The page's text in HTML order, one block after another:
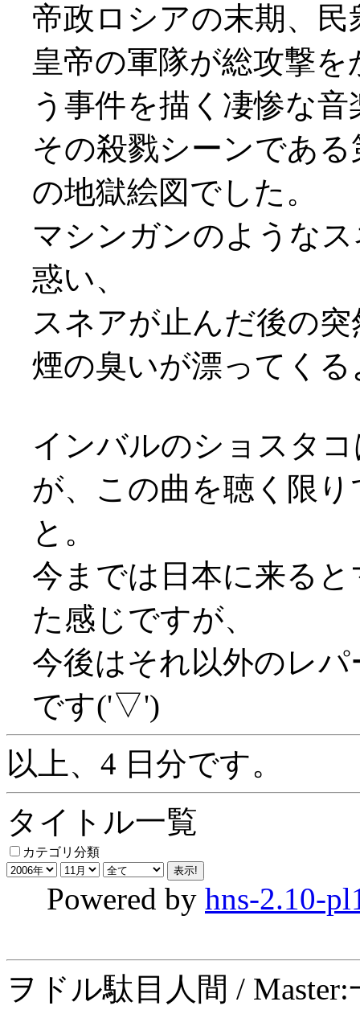
帝政ロシアの末期、
皇帝の軍隊が総攻撃
う事件を描く凄惨な
その殺戮シーンであ
の地獄絵図でした。
マシンガンのような
惑い、
スネアが止んだ後の
煙の臭いが漂ってく
インバルのショスタ
が、この曲を聴く限
と。
今までは日本に来る
た感じですが、
今後はそれ以外のレ
です('▽')
以上、4 日分です。
タイトル一覧
カテゴリ分類
Powered by hns-2.10-
ヲドル駄目人間 /